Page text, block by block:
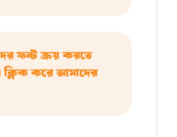
ফন্ট ক্রয় করতে
করে আমাদের